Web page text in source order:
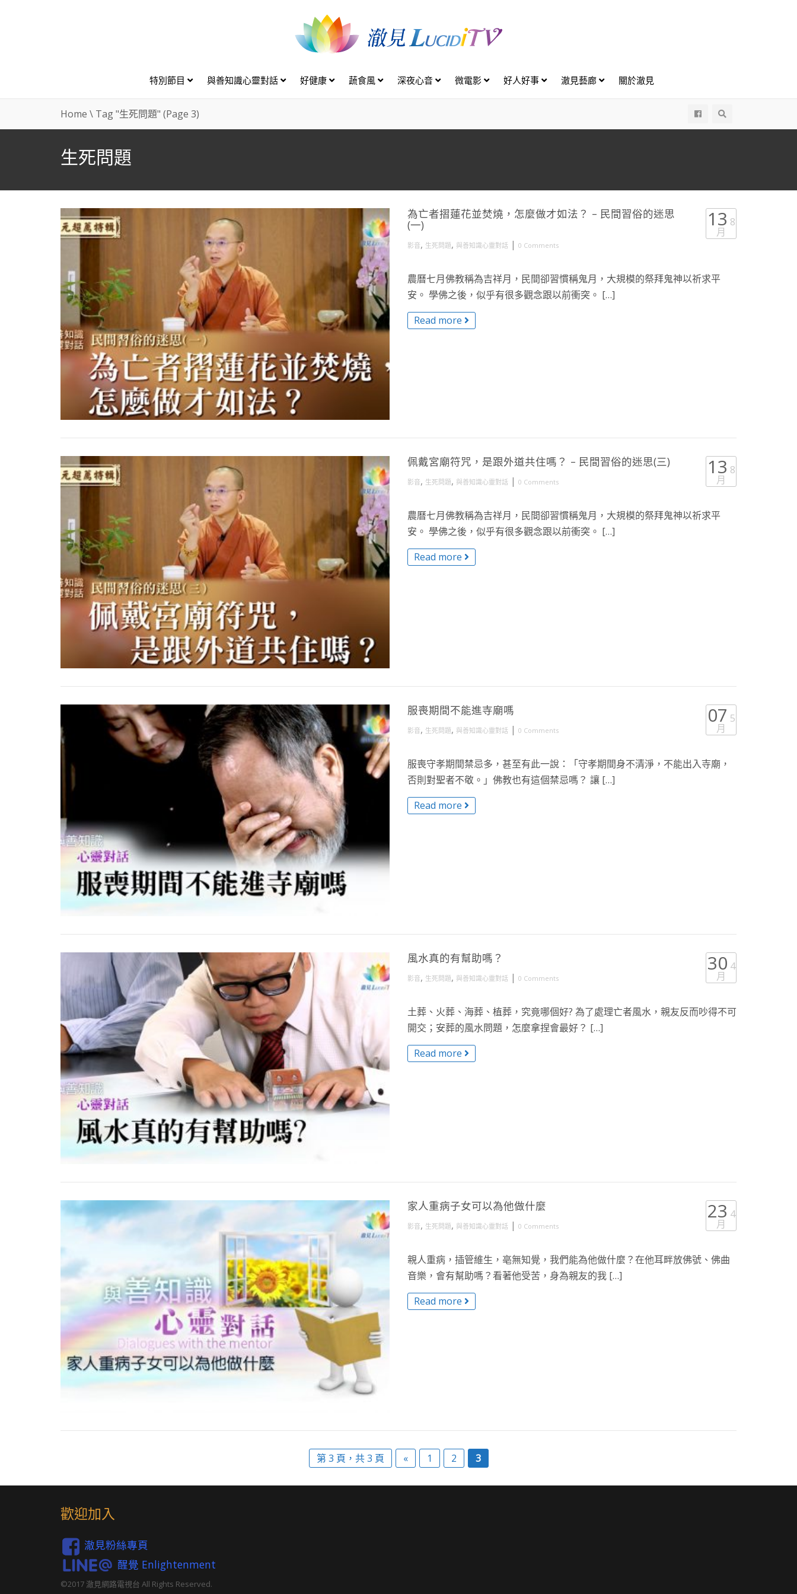
特別節目 與善知識心靈對話 好健康 蔬食風 深夜心音 微電影 好人好事 澈見藝廊 關於澈見
Home \ Tag "生死問題" (Page 3)
生死問題
為亡者摺蓮花並焚燒，怎麼做才如法？ – 民間習俗的迷思
(一)
影音, 生死問題, 與善知識心靈對話 | 0 Comments
13 8
月
農曆七月佛教稱為吉祥月，民間卻習慣稱鬼月，大規模的祭拜鬼神以祈求平
安。 學佛之後，似乎有很多觀念跟以前衝突。 […]
Read more
佩戴宮廟符咒，是跟外道共住嗎？ – 民間習俗的迷思(三)
影音, 生死問題, 與善知識心靈對話 | 0 Comments
13 8
月
農曆七月佛教稱為吉祥月，民間卻習慣稱鬼月，大規模的祭拜鬼神以祈求平
安。 學佛之後，似乎有很多觀念跟以前衝突。 […]
Read more
服喪期間不能進寺廟嗎
影音, 生死問題, 與善知識心靈對話 | 0 Comments
07 5
月
服喪守孝期間禁忌多，甚至有此一說：「守孝期間身不清淨，不能出入寺廟，
否則對聖者不敬。」佛教也有這個禁忌嗎？ 讓 […]
Read more
風水真的有幫助嗎？
影音, 生死問題, 與善知識心靈對話 | 0 Comments
30 4
月
土葬、火葬、海葬、植葬，究竟哪個好? 為了處理亡者風水，親友反而吵得不可
開交；安葬的風水問題，怎麼拿捏會最好？ […]
Read more
家人重病子女可以為他做什麼
影音, 生死問題, 與善知識心靈對話 | 0 Comments
23 4
月
親人重病，插管維生，亳無知覺，我們能為他做什麼？在他耳畔放佛號、佛曲
音樂，會有幫助嗎？看著他受苦，身為親友的我 […]
Read more
第 3 頁，共 3 頁 « 1 2 3
歡迎加入
澈見粉絲專頁
醒覺 Enlightenment
©2017 澈見網路電視台 All Rights Reserved.